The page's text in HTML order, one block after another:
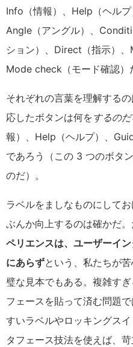
Info（情報）、Help（ヘルプ
Angle（アングル）、
ション）、Direct（指示）
Mode check（モード確認）
それぞれの言葉を理解する
応したボタンは何をするの
報）、Help（ヘルプ）、
であろう（この 3 つのボタ
のだ）。
ラベルをましなものにして
ぶんか向上するのは確かだ。
ペリエンスは、ユーザーイ
にあらずという、私たちが
璧な見本でもある。複雑す
フェースを貼って済む問題
すいラベルやロッキングス
タフェース技法を使えば、